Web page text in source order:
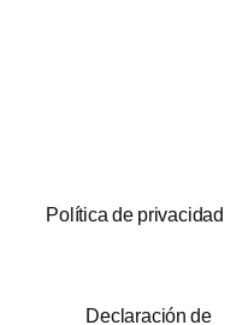
Política de privacidad
Declaración de